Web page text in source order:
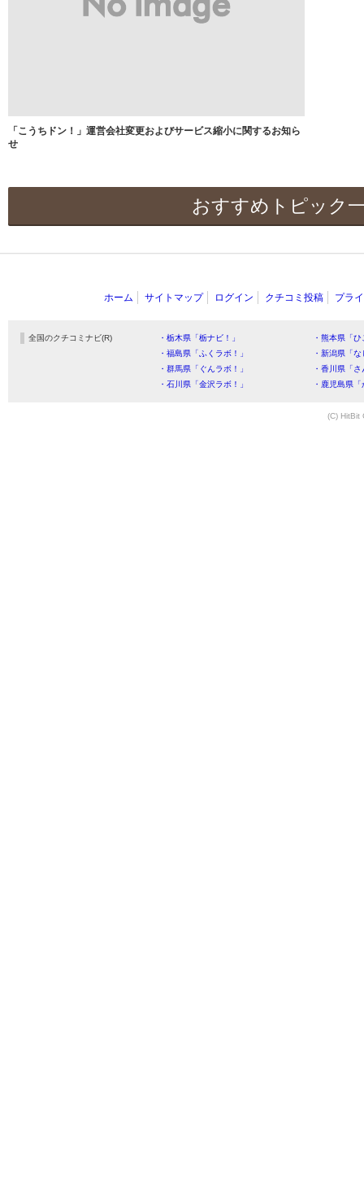
「こうちドン！」運営会社変更およびサービス縮小に関するお知ら
せ
おすすめトピック
ホーム サイトマップ ログイン クチコミ投稿 プラ
全国のクチコミナビ(R) ・栃木県「栃ナビ！」
・熊本県「
・福島県「ふくラボ！」
・新潟県「
・群馬県「ぐんラボ！」
・香川県「
・石川県「金沢ラボ！」
・鹿児島県
(C) HitBit